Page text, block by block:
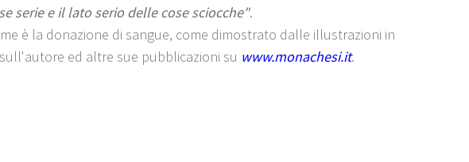
serie e il lato serio delle cose sciocche".
è la donazione di sangue, come dimostrato dalle illustrazioni in
ed altre sue pubblicazioni su www.monachesi.it.